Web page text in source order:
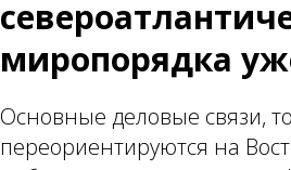
миропорядка
Основные деловые связи,
переориентируются на